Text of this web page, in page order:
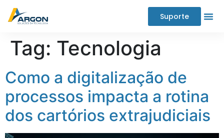
Suporte
Tag: Tecnologia
Como a digitalização de
processos impacta a rotina
dos cartórios extrajudiciais